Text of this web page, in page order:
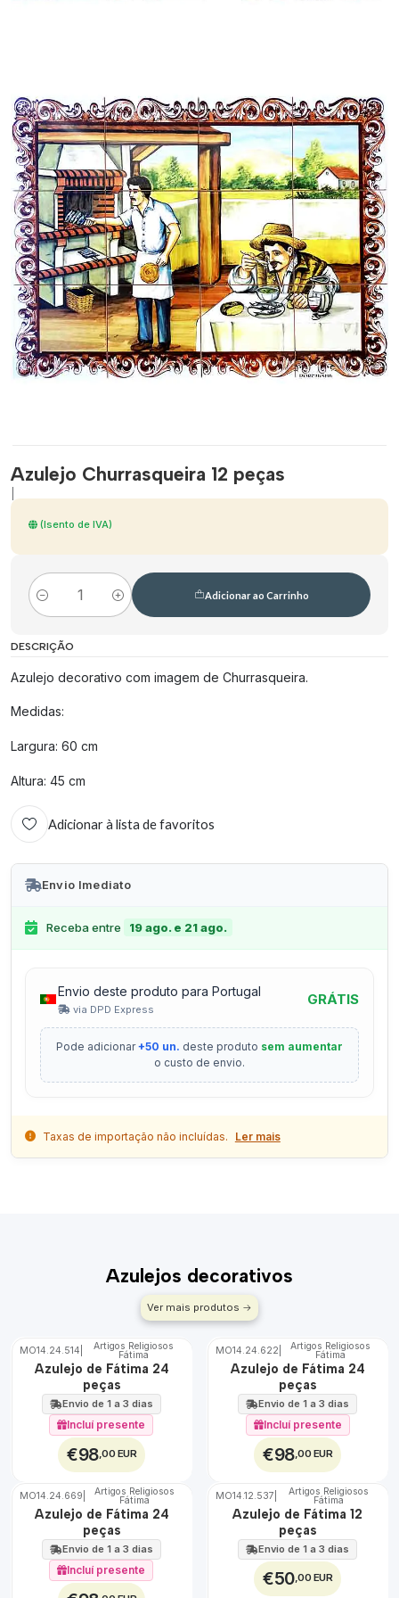
Azulejo Churrasqueira 12 peças
(Isento de IVA)
Quantidade
Adicionar ao Carrinho
DESCRIÇÃO
Azulejo decorativo com imagem de Churrasqueira.
Medidas:
Largura: 60 cm
Altura: 45 cm
Adicionar à lista de favoritos
Envio Imediato
Receba entre 19 ago. e 21 ago.
Envio deste produto para Portugal
via DPD Express
GRÁTIS
Pode adicionar+50 un. deste produto sem aumentar
o custo de envio.
Taxas de importação não incluídas. Ler mais
Azulejos decorativos
Ver mais produtos
🇵🇹
100%
MO14.24.514 Artigos Religiosos
Fátima
Azulejo de Fátima 24
peças
Envio de 1 a 3 dias
Incluí presente
€98,00 EUR
🇵🇹
100%
MO14.24.622 Artigos Religiosos
Fátima
Azulejo de Fátima 24
peças
Envio de 1 a 3 dias
Incluí presente
€98,00 EUR
🇵🇹
100%
MO14.24.669 Artigos Religiosos
Fátima
Azulejo de Fátima 24
peças
Envio de 1 a 3 dias
Incluí presente
🇵🇹
100%
MO14.12.537 Artigos Religiosos
Fátima
Azulejo de Fátima 12
peças
Envio de 1 a 3 dias
€50,00 EUR